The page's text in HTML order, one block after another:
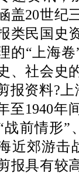
盖20世纪
类民国史
的“上海
、社会史
报资料?
至1940年
战前情形”
近郊游击
报具有较